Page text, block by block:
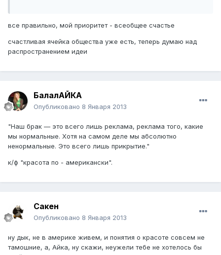
все правильно, мой приоритет - всеобщее счастье
счастливая ячейка общества уже есть, теперь думаю над
распространением идеи
БалалАЙКА
Опубликовано 8 Января 2013
"Наш брак — это всего лишь реклама, реклама того, какие
мы нормальные. Хотя на самом деле мы абсолютно
ненормальные. Это всего лишь прикрытие."
к/ф "красота по - американски".
Сакен
Опубликовано 8 Января 2013
ну дык, не в америке живем, и понятия о красоте совсем не
тамошние, а, Айка, ну скажи, неужели тебе не хотелось бы